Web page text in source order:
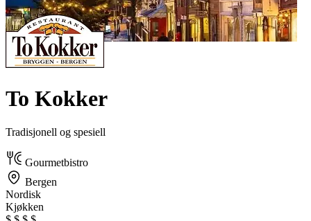
To Kokker
Tradisjonell og spesiell
Gourmetbistro
Bergen
Nordisk
Kjøkken